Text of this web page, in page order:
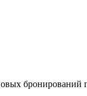
бронирований